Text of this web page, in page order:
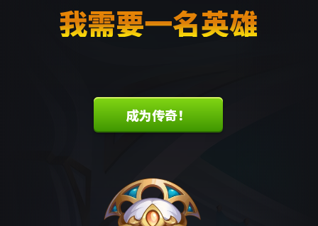
我需要一名英雄
成为传奇！